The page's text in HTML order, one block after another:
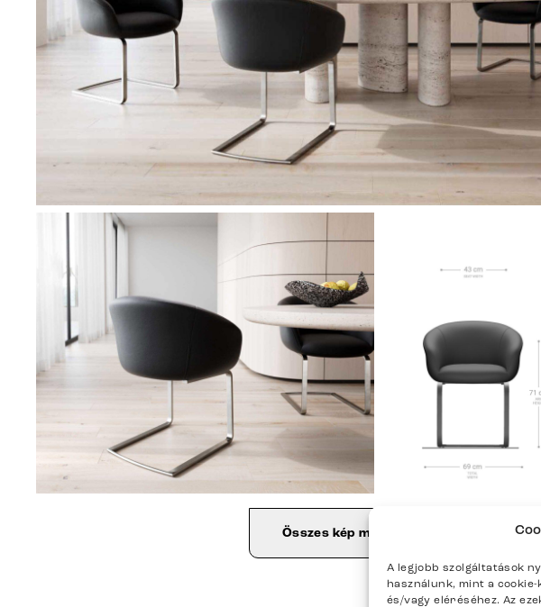
A legjobb szolgáltatások
használunk, mint a
és/vagy eléréséhez. Az
Összes kép megjelenítése